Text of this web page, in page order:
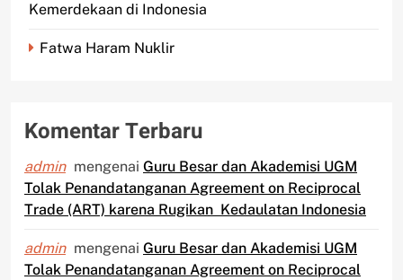
Kemerdekaan di Indonesia
Fatwa Haram Nuklir
Komentar Terbaru
admin mengenai Guru Besar dan Akademisi UGM
Tolak Penandatanganan Agreement on Reciprocal
Trade (ART) karena Rugikan Kedaulatan Indonesia
admin mengenai Guru Besar dan Akademisi UGM
Tolak Penandatanganan Agreement on Reciprocal